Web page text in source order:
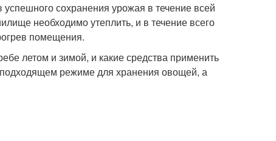
сохранения урожая в течение всей
необходимо утеплить, и в течение всего
помещения.
летом и зимой, и какие средства применить
подходящем режиме для хранения овощей, а